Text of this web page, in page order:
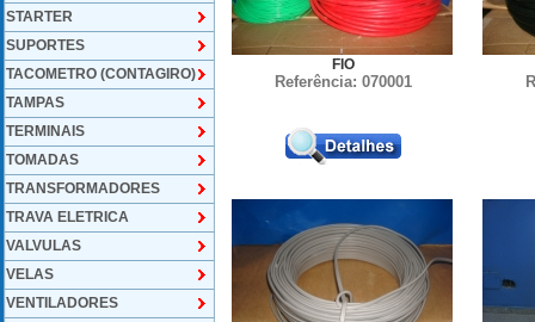
STARTER
SUPORTES
TACOMETRO (CONTAGIRO)
TAMPAS
TERMINAIS
TOMADAS
TRANSFORMADORES
TRAVA ELETRICA
VALVULAS
VELAS
VENTILADORES
FIO
Referência: 070001